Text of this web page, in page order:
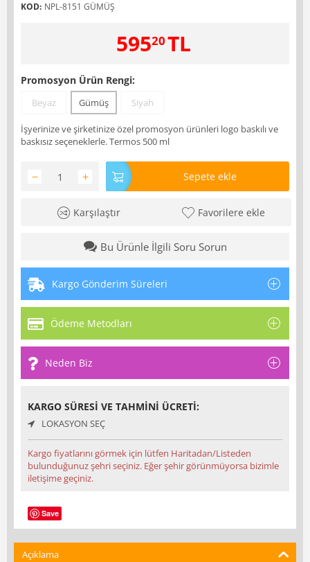
KOD: NPL-8151 GÜMÜŞ
59520TL
Promosyon Ürün Rengi:
Beyaz Gümüş Siyah
İşyerinize ve şirketinize özel promosyon ürünleri logo baskılı ve
baskısız seçeneklerle. Termos 500 ml
+
− Sepete ekle
Karşılaştır Favorilere ekle
Bu Ürünle İlgili Soru Sorun
Kargo Gönderim Süreleri
Ödeme Metodları
Neden Biz
KARGO SÜRESI VE TAHMINI ÜCRETI:
LOKASYON SEÇ
Kargo fiyatlarını görmek için lütfen Haritadan/Listeden
bulunduğunuz şehri seçiniz. Eğer şehir görünmüyorsa bizimle
iletişime geçiniz.
Save
Açıklama